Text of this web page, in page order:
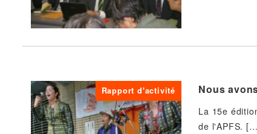
Rapport d'activité Nous
La 15e
de l'APFS.